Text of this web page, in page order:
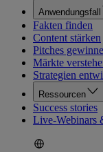
Anwendungsfall
Fakten finden
Content stärken
Pitches
Märkte
Strategien
Ressourcen
Success stories
Live-Webinars